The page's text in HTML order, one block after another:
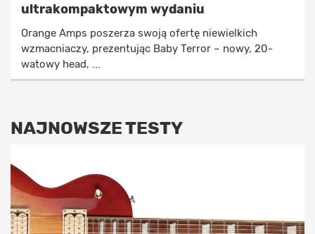
ultrakompaktowym wydaniu
Orange Amps poszerza swoją ofertę niewielkich
wzmacniaczy, prezentując Baby Terror – nowy, 20-
watowy head, ...
NAJNOWSZE TESTY